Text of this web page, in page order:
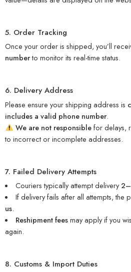
5. Order Tracking
Once your order is shipped, you’ll
numberto monitor its real-time status.
6. Delivery Address
Please ensure your shipping address is
includes a valid phone number.
We are not responsiblefor delays,
to incorrect or incomplete addresses.
7. Failed Delivery Attempts
Couriers typically attempt delivery
If delivery fails after all attempts, the
us.
Reshipment feesmay apply if you
again.
8. Customs & Import Duties